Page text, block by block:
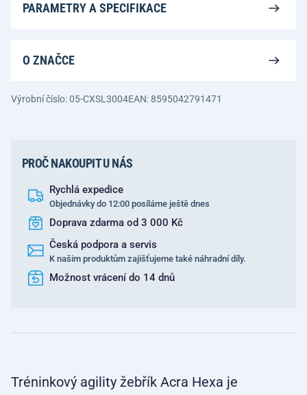
PARAMETRY A SPECIFIKACE
O ZNAČCE
Výrobní číslo: 05-CXSL3004EAN: 8595042791471
PROČ NAKOUPIT U NÁS
Rychlá expedice
Objednávky do 12:00 posíláme ještě dnes
Doprava zdarma od 3 000 Kč
Česká podpora a servis
K našim produktům zajišťujeme také náhradní díly.
Možnost vrácení do 14 dnů
Tréninkový agility žebřík Acra Hexa je